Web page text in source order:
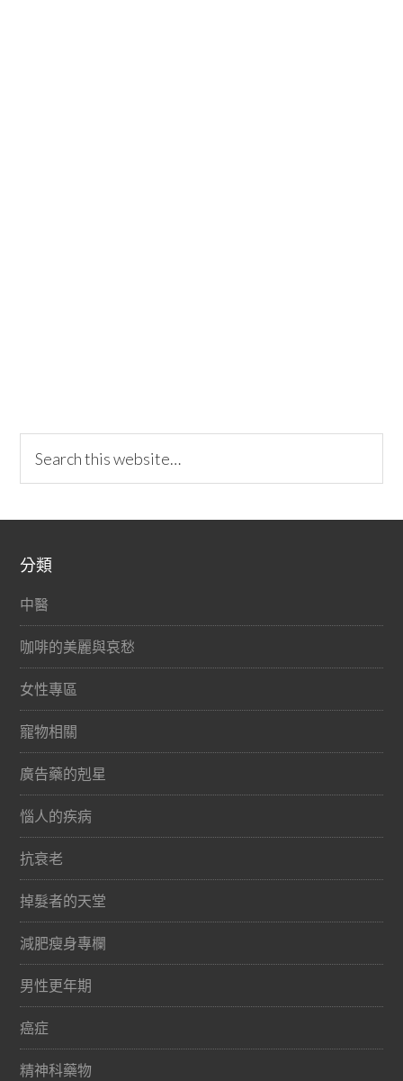
分類
中醫
咖啡的美麗與哀愁
女性專區
寵物相關
廣告藥的剋星
惱人的疾病
抗衰老
掉髮者的天堂
減肥瘦身專欄
男性更年期
癌症
精神科藥物